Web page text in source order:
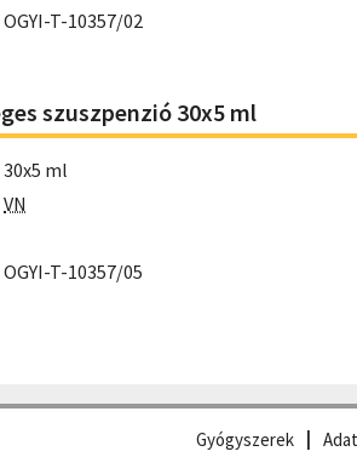
OGYI-T-10357/02
szuszpenzió 30x5 ml
30x5 ml
VN
OGYI-T-10357/05
Gyógyszerek